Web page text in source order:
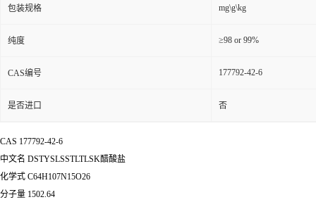
包装规格 mg\g\kg
纯度 ≥98 or 99%
CAS编号 177792-42-6
是否进口 否
CAS 177792-42-6
中文名 DSTYSLSSTLTLSK醋酸盐
化学式 C64H107N15O26
分子量 1502.64